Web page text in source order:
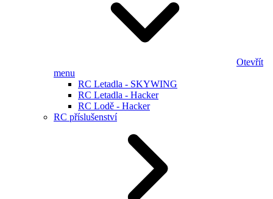
Otevřít
menu
RC Letadla - SKYWING
RC Letadla - Hacker
RC Lodě - Hacker
RC příslušenství